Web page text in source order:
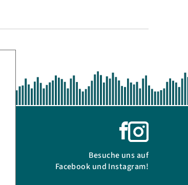
Besuche uns auf
Facebook und Instagram!